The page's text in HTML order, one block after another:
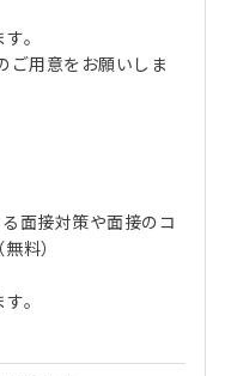
。
ご用意をお願いしま
面接対策や面接のコ
料）
。